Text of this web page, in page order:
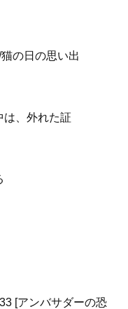
の日の思い出
は、外れた証
[アンバサダーの恐